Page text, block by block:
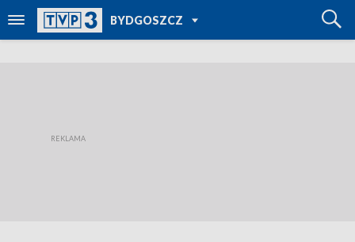
BYDGOSZCZ
TVP REGIONY